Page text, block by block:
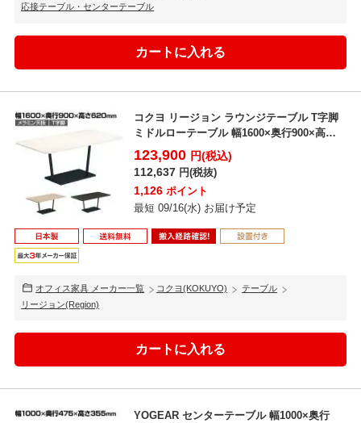
応接テーブル・センターテーブル
コクヨ リージョン ラウンジテーブル T字脚
ミドルローテーブル 幅1600×奥行900×高さ
620...
123,900 円(税込)
112,637 円(税抜)
1,126 ポイント
最短 09/16(水) お届け予定
オフィス家具 メーカー一覧 コクヨ(KOKUYO)
テーブル
リージョン(Region)
YOGEAR センターテーブル 幅1000×奥行